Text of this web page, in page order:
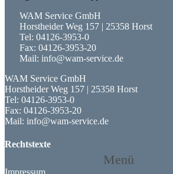
WAM Service GmbH
Horstheider Weg 157 | 25358 Horst
Tel: 04126-3953-0
Fax: 04126-3953-20
Mail: info@wam-service.de
WAM Service GmbH
Horstheider Weg 157 | 25358 Horst
Tel: 04126-3953-0
Fax: 04126-3953-20
Mail: info@wam-service.de
Rechtstexte
Menü